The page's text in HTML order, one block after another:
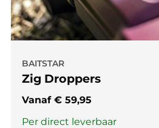
BAITSTAR
Zig Droppers
Vanaf € 59,95
Per direct leverbaar